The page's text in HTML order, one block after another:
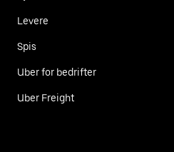
Levere
Spis
Uber for bedrifter
Uber Freight